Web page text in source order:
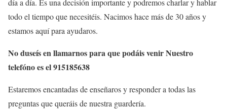
día a día. Es una decisión importante y podremos charlar y hablar
todo el tiempo que necesitéis. Nacimos hace más de 30 años y
estamos aquí para ayudaros.
No duseís en llamarnos para que podáis venir Nuestro
telefóno es el 915185638
Estaremos encantadas de enseñaros y responder a todas las
preguntas que queráis de nuestra guardería.